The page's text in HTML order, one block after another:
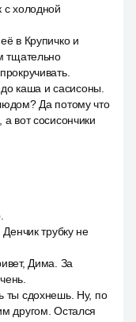
с холодной
в Крупичко и
тщательно
каша и сасисоны.
Да потому что
вот сосисончики
трубку не
Дима. За
ты сдохнешь. Ну, по
другом. Остался